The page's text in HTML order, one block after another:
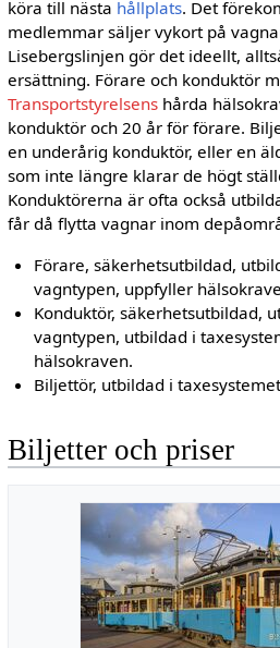
köra till nästa hållplats. Det
medlemmar säljer vykort på
Lisebergslinjen gör det ideellt,
ersättning. Förare och konduktör
Transportstyrelsenshårda
konduktör och 20 år för förare.
en underårig konduktör, eller en
som inte längre klarar de högt
Konduktörerna är ofta också
får då flytta vagnar inom
Förare, säkerhetsutbildad,
vagntypen, uppfyller
Konduktör, säkerhetsutbildad,
vagntypen, utbildad i
hälsokraven.
Biljettör, utbildad i
Biljetter och priser